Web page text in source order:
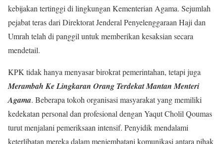
kebijakan tertinggi di lingkungan Kementerian Agama. Sejumlah
pejabat teras dari Direktorat Jenderal Penyelenggaraan Haji dan
Umrah telah di panggil untuk memberikan kesaksian secara
mendetail.
KPK tidak hanya menyasar birokrat pemerintahan, tetapi juga
Merambah Ke Lingkaran Orang Terdekat Mantan Menteri
Agama. Beberapa tokoh organisasi masyarakat yang memiliki
kedekatan personal dan profesional dengan Yaqut Cholil Qoumas
turut menjalani pemeriksaan intensif. Penyidik mendalami
keterlibatan mereka dalam menjembatani komunikasi antara pihak